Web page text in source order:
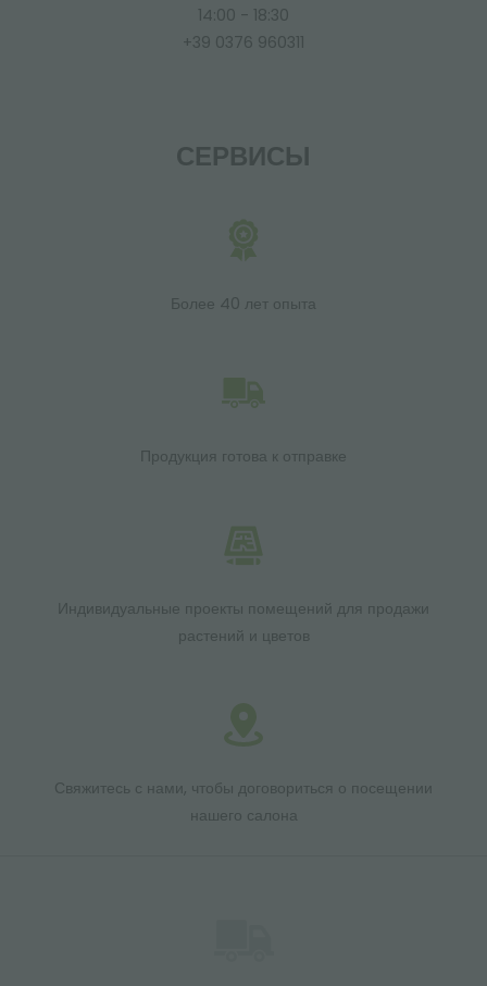
14:00 - 18:30
+39 0376 960311
СЕРВИСЫ
Более 40 лет опыта
Продукция готова к отправке
Индивидуальные проекты помещений для продажи
растений и цветов
Свяжитесь с нами, чтобы договориться о посещении
нашего салона